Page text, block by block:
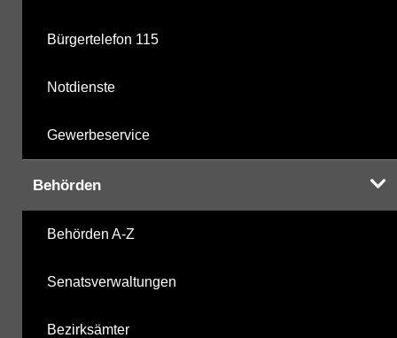
Bürgertelefon 115
Notdienste
Gewerbeservice
Behörden
Behörden A-Z
Senatsverwaltungen
Bezirksämter